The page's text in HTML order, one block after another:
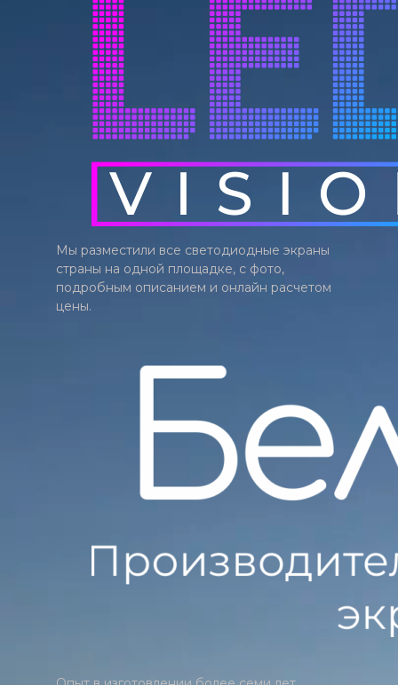
Мы разместили все светодиодные экраны
страны на одной площадке, с фото,
подробным описанием и онлайн расчетом
цены.